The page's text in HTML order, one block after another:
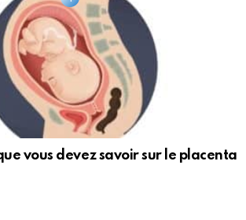
vous devez savoir sur le placenta